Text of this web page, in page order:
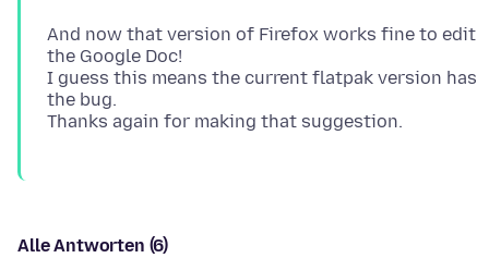
And now that version of Firefox works fine to edit
the Google Doc!
I guess this means the current flatpak version has
the bug.
Alle Antworten (6)